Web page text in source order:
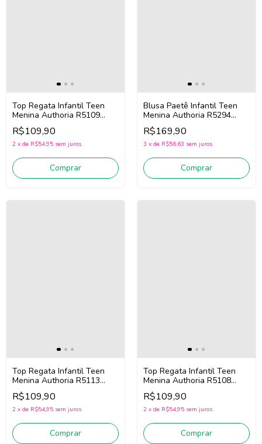
Top Regata Infantil Teen
Menina Authoria R5109
(Branco)
R$109,90
2 x de R$54,95 sem juros
Comprar
Blusa Paetê Infantil Teen
Menina Authoria R5294
(Preto)
R$169,90
3 x de R$56,63 sem juros
Comprar
Top Regata Infantil Teen
Menina Authoria R5113
(Branco)
R$109,90
2 x de R$54,95 sem juros
Comprar
Top Regata Infantil Teen
Menina Authoria R5108
(Preto)
R$109,90
2 x de R$54,95 sem juros
Comprar